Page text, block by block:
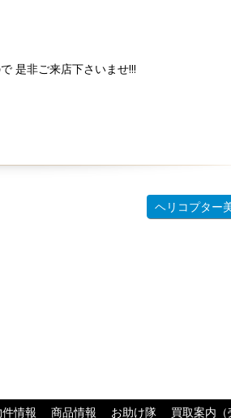
是非ご来店下さいませ!!!
ヘリコプター
情報 商品情報 お助け隊 買取案内（